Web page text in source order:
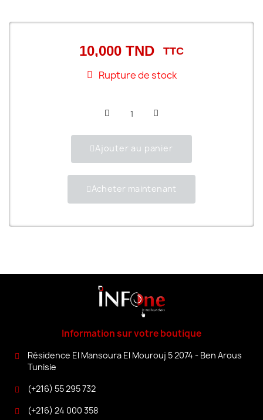
10,000 TND TTC
Rupture de stock
Ajouter au panier
Acheter maintenant
Information sur votre boutique
Résidence El Mansoura El Mourouj 5 2074 - Ben Arous
Tunisie
(+216) 55 295 732
(+216) 24 000 358